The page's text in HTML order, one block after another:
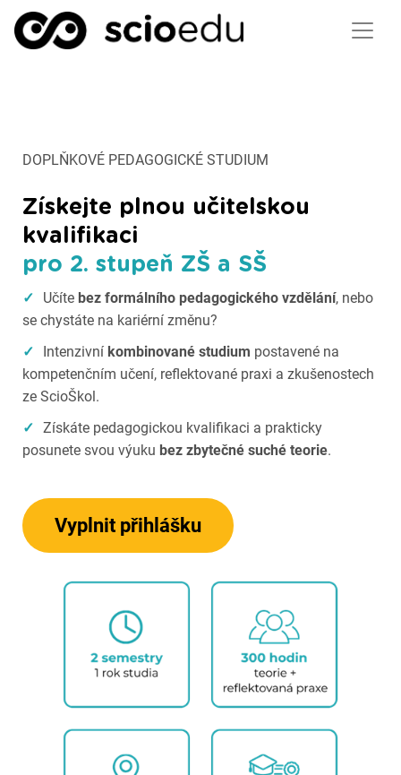
DOPLŇKOVÉ PEDAGOGICKÉ STUDIUM
Získejte plnou učitelskou
kvalifikaci
pro 2. stupeň ZŠ a SŠ
✓ Učíte bez formálního pedagogického vzdělání, nebo
se chystáte na kariérní změnu?
✓
Intenzivní kombinované studium postavené na
kompetenčním učení, reflektované praxi a zkušenostech
ze ScioŠkol.
✓ Získáte pedagogickou kvalifikaci a prakticky
posunete svou výuku bez zbytečné suché teorie.
Vyplnit přihlášku